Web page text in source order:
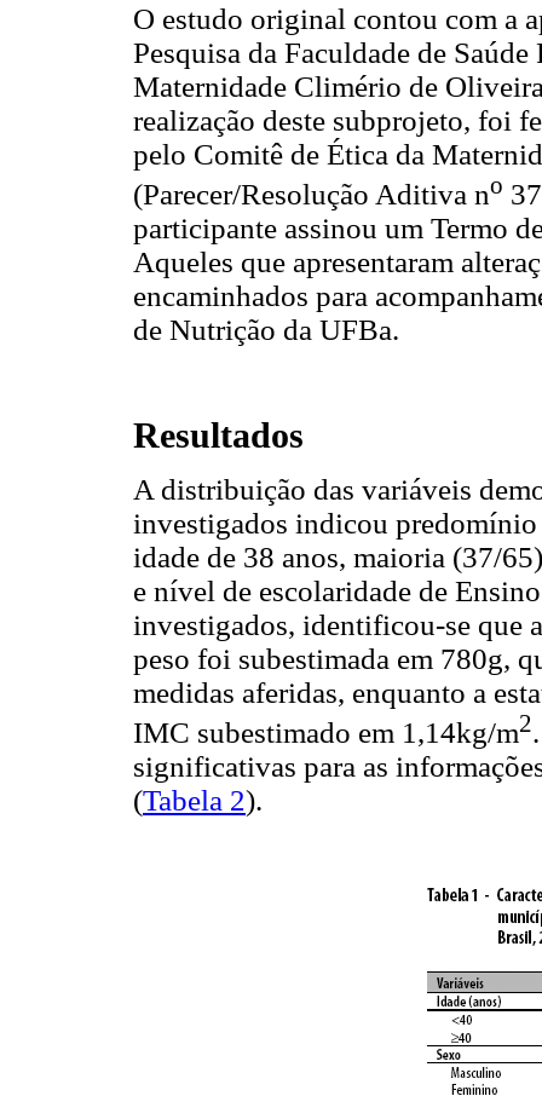
O estudo original contou com a
Pesquisa da Faculdade de
Maternidade Climério de
realização deste subprojeto, foi
pelo Comitê de Ética da
(Parecer/Resolução Aditiva no
participante assinou um Termo
Aqueles que apresentaram
encaminhados para
de Nutrição da UFBa.
Resultados
A distribuição das variáveis
investigados indicou
idade de 38 anos, maioria (37/
e nível de escolaridade de
investigados, identificou-se que
peso foi subestimada em 780g,
medidas aferidas, enquanto a
IMC subestimado em 1,14kg/m2
significativas para as
(Tabela 2).